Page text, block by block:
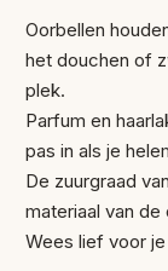
Oorbellen
het douchen of
plek.
Parfum en
pas in als je
De zuurgraad
materiaal van de
Wees lief voor